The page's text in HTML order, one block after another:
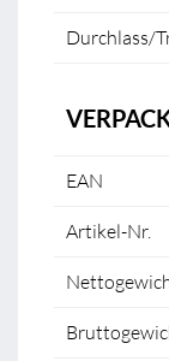
Durchlass/
EAN
Artikel-Nr.